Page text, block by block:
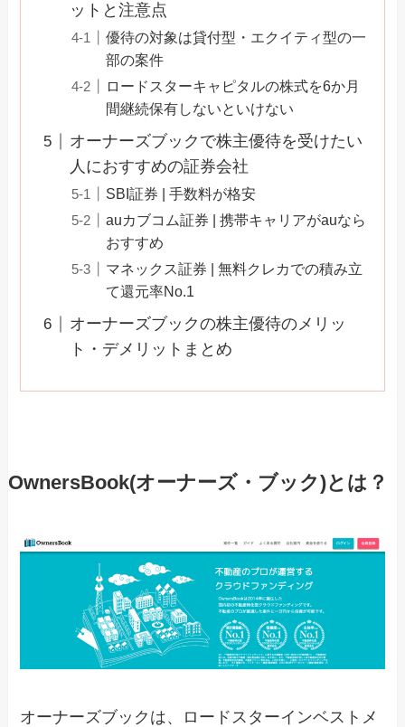
ットと注意点
優待の対象は貸付型・エクイティ型の一
部の案件
ロードスターキャピタルの株式を6か月
間継続保有しないといけない
オーナーズブックで株主優待を受けたい
人におすすめの証券会社
SBI証券 | 手数料が格安
auカブコム証券 | 携帯キャリアがauなら
おすすめ
マネックス証券 | 無料クレカでの積み立
て還元率No.1
オーナーズブックの株主優待のメリッ
ト・デメリットまとめ
OwnersBook(オーナーズ・ブック)とは？
オーナーズブックは、ロードスターインベストメ